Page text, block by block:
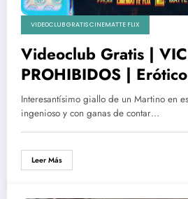
VIDEOCLUB GRATIS CINEMATTE FLIX
Videoclub Gratis |
PROHIBIDOS |
Cinematte Flix
Interesantísimo giallo de un Martino en
ingenioso y con ganas de contar…
Leer Más